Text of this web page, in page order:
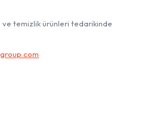
temizlik ürünleri tedarikinde